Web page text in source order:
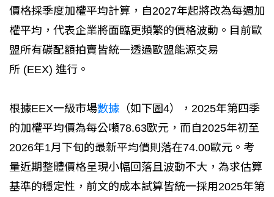
價格採季度加權平均計算，自2027年起將改為每週加
權平均，代表企業將面臨更頻繁的價格波動。目前歐
盟所有碳配額拍賣皆統一透過歐盟能源交易
所 (EEX) 進行。
根據EEX一級市場數據 （如下圖4），2025年第四季
的加權平均價為每公噸78.63歐元，而自2025年初至
2026年1月下旬的最新平均價則落在74.00歐元。考
量近期整體價格呈現小幅回落且波動不大，為求估算
基準的穩定性，前文的成本試算皆統一採用2025年第